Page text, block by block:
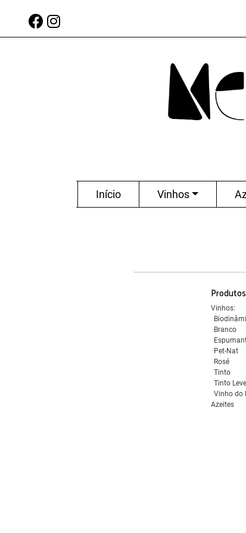
Início Vinhos
Produtos
Vinhos:
Branco
Pet-Nat
Rosé
Tinto
Tinto Leve
Vinho do
Azeites